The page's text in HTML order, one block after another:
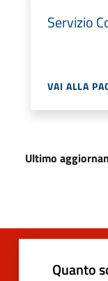
Servizio
VAI ALLA
Ultimo
Quanto